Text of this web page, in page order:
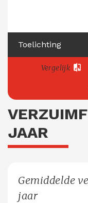
Toelichting
Vergelijk
JAAR
Gemiddelde
jaar